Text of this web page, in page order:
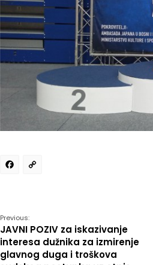
Facebook
Previous:
JAVNI POZIV za iskazivanje
interesa dužnika za izmirenje
glavnog duga i troškova